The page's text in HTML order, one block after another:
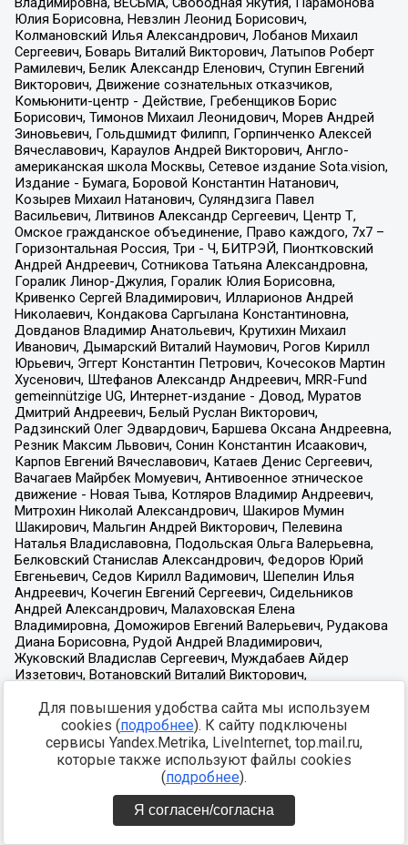
Для повышения удобства сайта мы используем
cookies (подробнее). К сайту подключены
сервисы Yandex.Metrika, LiveInternet, top.mail.ru,
которые также используют файлы cookies
(подробнее).
Я согласен/согласна